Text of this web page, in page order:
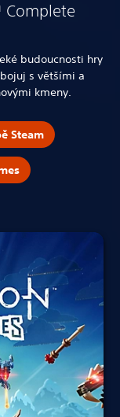
budoucnosti hry
s většími a
kmeny.
Steam